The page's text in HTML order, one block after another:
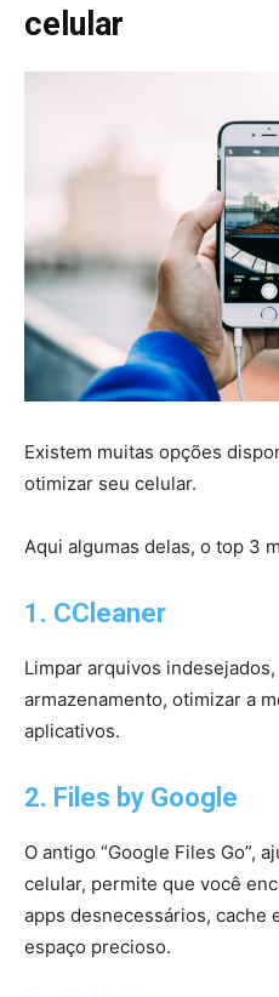
celular
Existem muitas opções
otimizar seu celular.
Aqui algumas delas, o top 3
1. CCleaner
Limpar arquivos
armazenamento, otimizar a
aplicativos.
2. Files by Google
O antigo “Google Files Go”,
celular, permite que você
apps desnecessários, cache
espaço precioso.